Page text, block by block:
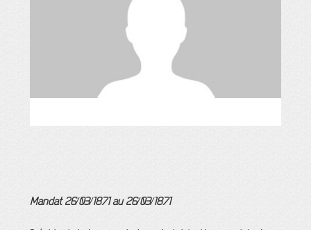
Mandat 26/03/1871 au 26/03/1871